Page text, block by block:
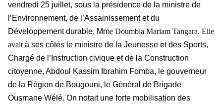
vendredi 25 juillet, sous la présidence de la ministre de
l’Environnement, de l’Assainissement et du
Développement durable, Mme Doumbia Mariam Tangara. Elle
avait à ses côtés le ministre de la Jeunesse et des Sports,
Chargé de l’Instruction civique et de la Construction
citoyenne, Abdoul Kassim Ibrahim Fomba, le gouverneur
de la Région de Bougouni, le Général de Brigade
Ousmane Wélé. On notait une forte mobilisation des